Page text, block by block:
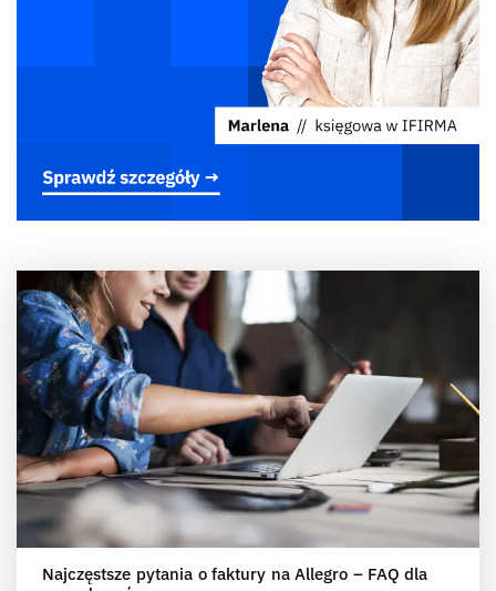
Najczęstsze pytania o faktury na Allegro – FAQ dla